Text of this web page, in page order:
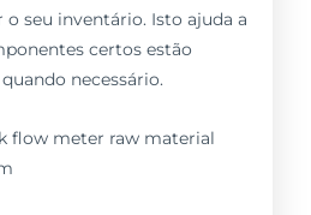
seu inventário. Isto ajuda a
certos estão
necessário.